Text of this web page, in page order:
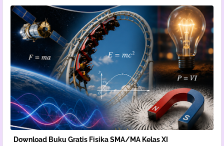
Download Buku Gratis Fisika SMA/MA Kelas XI